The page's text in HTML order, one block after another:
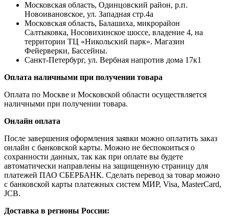
Московская область, Одинцовский район, р.п.
Новоивановское, ул. Западная стр.4a
Московская область, Балашиха, микрорайон
Салтыковка, Носовихинское шоссе, владение 4, на
территории ТЦ «Никольский парк». Магазин
Фейерверки, Бассейны.
Санкт-Петербург, ул. Вербная напротив дома 17к1
Оплата наличными при получении товара
Оплата по Москве и Московской области осуществляется
наличными при получении товара.
Онлайн оплата
После завершения оформления заявки можно оплатить заказ
онлайн с банковской карты. Можно не беспокоиться о
сохранности данных, так как при оплате вы будете
автоматически направлены на защищенную страницу для
платежей ПАО СБЕРБАНК. Сделать перевод за товар можно
с банковской карты платежных систем МИР, Visa, MasterCard,
JCB.
Доставка в регионы России: